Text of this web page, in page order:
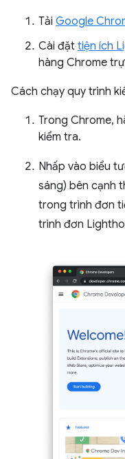
Tải Google
Cài đặt tiện ích
hàng Chrome
Cách chạy quy trình
Trong Chrome,
kiểm tra.
Nhấp vào biểu
sáng) bên cạnh
trong trình đơn
trình đơn